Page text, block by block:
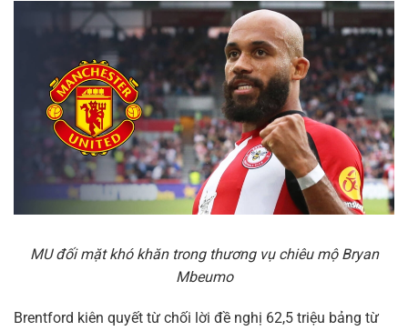
MU đối mặt khó khăn trong thương vụ chiêu mộ Bryan
Mbeumo
Brentford kiên quyết từ chối lời đề nghị 62,5 triệu bảng từ